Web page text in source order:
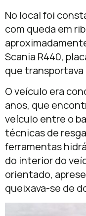
No local foi
com queda em
Scania R440,
que transportava
O veículo era
anos, que
veículo entre o
técnicas de
ferramentas
do interior do
orientado,
queixava-se de